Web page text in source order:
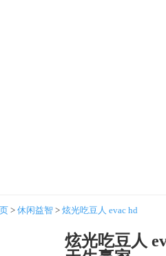
> 休闲益智 > 炫光吃豆人 evac hd
炫光吃豆人